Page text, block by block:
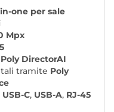
one per sale
Mpx
Poly DirectorAI
tramite Poly
USB-C, USB-A, RJ-45